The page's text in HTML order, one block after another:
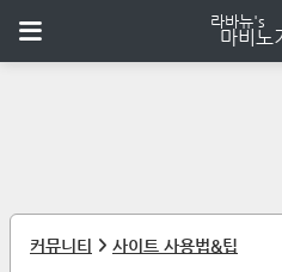
커뮤니티 사이트 사용법&팁